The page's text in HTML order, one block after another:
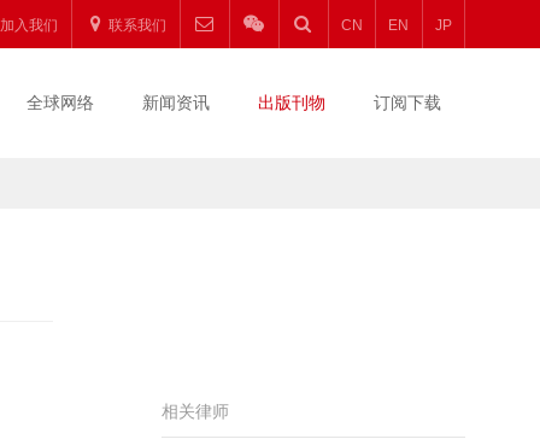
加入我们 联系我们 CN EN JP
全球网络 新闻资讯 出版刊物 订阅下载
相关律师